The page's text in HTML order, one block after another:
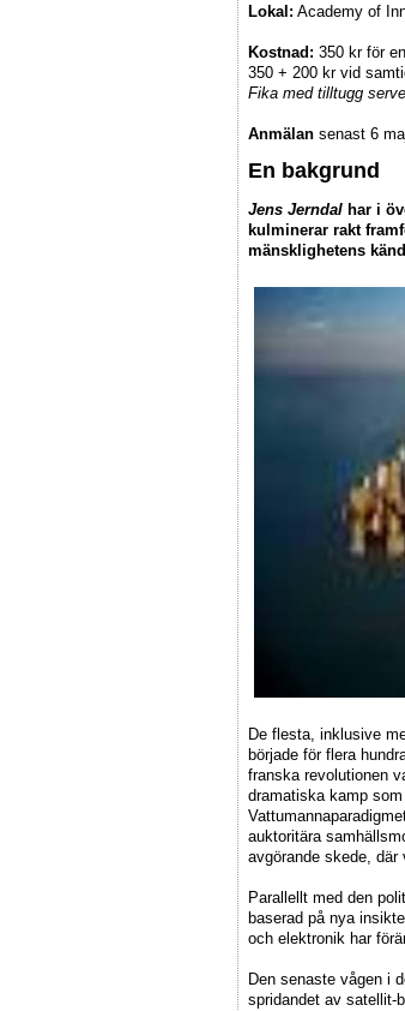
Lokal: Academy of
Kostnad: 350 kr för
350 + 200 kr vid
Fika med tilltugg
Anmälan senast 6
En bakgrund
Jens Jerndal har i
kulminerar rakt
mänsklighetens
De flesta, inklusive
började för flera
franska revolutionen
dramatiska kamp
auktoritära
avgörande skede,
Parallellt med den
baserad på nya
och elektronik har
Den senaste vågen i
spridandet av satellit-